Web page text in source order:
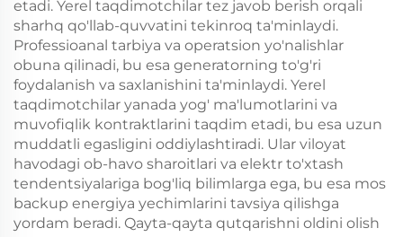
etadi. Yerel taqdimotchilar tez javob berish orqali
sharhq qo'llab-quvvatini tekinroq ta'minlaydi.
Professioanal tarbiya va operatsion yo'nalishlar
obuna qilinadi, bu esa generatorning to'g'ri
foydalanish va saxlanishini ta'minlaydi. Yerel
taqdimotchilar yanada yog' ma'lumotlarini va
muvofiqlik kontraktlarini taqdim etadi, bu esa uzun
muddatli egasligini oddiylashtiradi. Ular viloyat
havodagi ob-havo sharoitlari va elektr to'xtash
tendentsiyalariga bog'liq bilimlarga ega, bu esa mos
backup energiya yechimlarini tavsiya qilishga
yordam beradi. Qayta-qayta qutqarishni oldini olish